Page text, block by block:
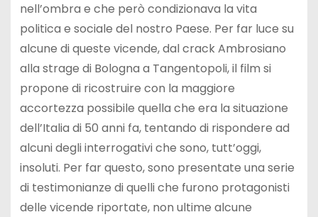
nell’ombra e che però condizionava la vita
politica e sociale del nostro Paese. Per far luce su
alcune di queste vicende, dal crack Ambrosiano
alla strage di Bologna a Tangentopoli, il film si
propone di ricostruire con la maggiore
accortezza possibile quella che era la situazione
dell’Italia di 50 anni fa, tentando di rispondere ad
alcuni degli interrogativi che sono, tutt’oggi,
insoluti. Per far questo, sono presentate una serie
di testimonianze di quelli che furono protagonisti
delle vicende riportate, non ultime alcune